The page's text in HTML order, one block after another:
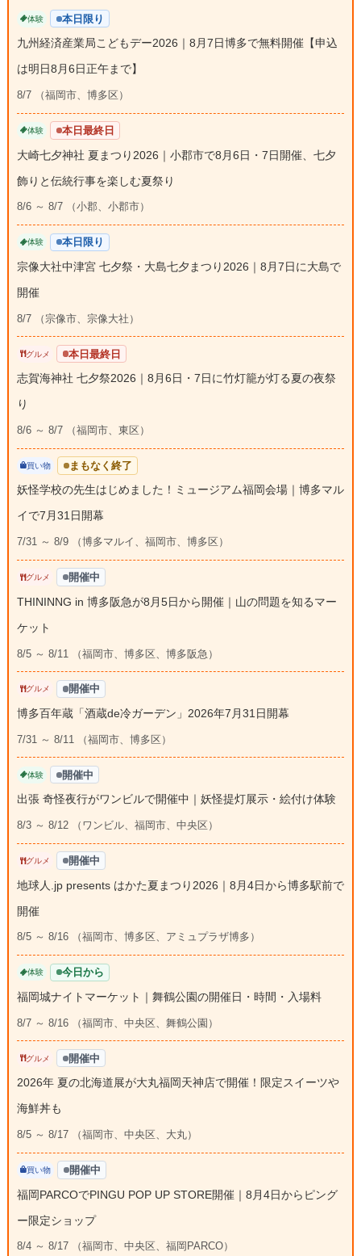
体験 本日限り
九州経済産業局こどもデー2026｜8月7日博多で無料開催【申込
は明日8月6日正午まで】
8/7 （福岡市、博多区）
体験 本日最終日
大崎七夕神社 夏まつり2026｜小郡市で8月6日・7日開催、七夕
飾りと伝統行事を楽しむ夏祭り
8/6 ～ 8/7 （小郡、小郡市）
体験 本日限り
宗像大社中津宮 七夕祭・大島七夕まつり2026｜8月7日に大島で
開催
8/7 （宗像市、宗像大社）
グルメ 本日最終日
志賀海神社 七夕祭2026｜8月6日・7日に竹灯籠が灯る夏の夜祭
り
8/6 ～ 8/7 （福岡市、東区）
買い物 まもなく終了
妖怪学校の先生はじめました！ミュージアム福岡会場｜博多マル
イで7月31日開幕
7/31 ～ 8/9 （博多マルイ、福岡市、博多区）
グルメ 開催中
THININNG in 博多阪急が8月5日から開催｜山の問題を知るマー
ケット
8/5 ～ 8/11 （福岡市、博多区、博多阪急）
グルメ 開催中
博多百年蔵「酒蔵de冷ガーデン」2026年7月31日開幕
7/31 ～ 8/11 （福岡市、博多区）
体験 開催中
出張 奇怪夜行がワンビルで開催中｜妖怪提灯展示・絵付け体験
8/3 ～ 8/12 （ワンビル、福岡市、中央区）
グルメ 開催中
地球人.jp presents はかた夏まつり2026｜8月4日から博多駅前で
開催
8/5 ～ 8/16 （福岡市、博多区、アミュプラザ博多）
体験 今日から
福岡城ナイトマーケット｜舞鶴公園の開催日・時間・入場料
8/7 ～ 8/16 （福岡市、中央区、舞鶴公園）
グルメ 開催中
2026年 夏の北海道展が大丸福岡天神店で開催！限定スイーツや
海鮮丼も
8/5 ～ 8/17 （福岡市、中央区、大丸）
買い物 開催中
福岡PARCOでPINGU POP UP STORE開催｜8月4日からピング
ー限定ショップ
8/4 ～ 8/17 （福岡市、中央区、福岡PARCO）